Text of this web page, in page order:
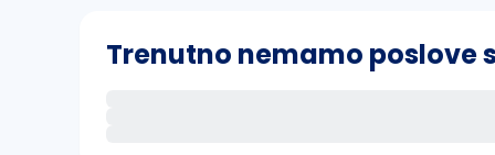
Trenutno nemamo poslove